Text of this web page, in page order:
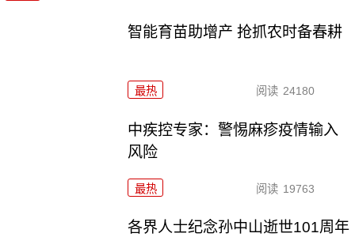
智能育苗助增产 抢抓农时备春耕
最热 阅读 24180
中疾控专家：警惕麻疹疫情输入
风险
最热 阅读 19763
各界人士纪念孙中山逝世101周年